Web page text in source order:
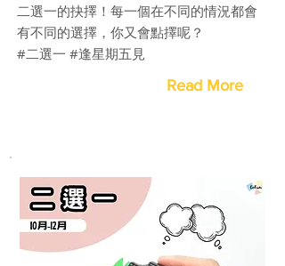
二選一的抉擇！每一個在不同的情況都會
有不同的選擇，你又會點擇呢？
#二選一 #逢星期五見
Read More